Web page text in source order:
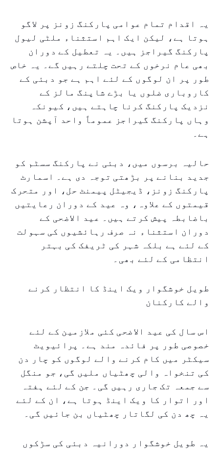
یہ اقدام تمام عوامی پارکنگ زونز پر لاگو
ہوتا ہے، لیکن ایک اہم استثناء ملٹی لیول
پارکنگ گیراجز ہیں۔ یہ تعطیل کے دوران
بھی عام نرخوں کے تحت چلتے رہیں گے۔ یہ خاص
طور پر ان لوگوں کے لئے اہم ہے جو دبئی کے
کاروباری ضلوں یا بڑے شاپنگ مالز کے
نزدیک پارکنگ کرنا چاہتے ہیں، کیونکہ
وہاں پارکنگ گیراجز عموماً واحد آپشن ہوتا
ہے۔
حالیہ برسوں میں، دبئی نے پارکنگ سسٹم کو
جدید بنانے پر بڑھتی توجہ دی ہے۔ اسمارٹ
پارکنگ زونز، ڈیجیٹل پیمنٹ حل، اور متحرک
قیمتوں کے علاوہ، وہ عید کے دوران رعایتیں
باضابطہ پیش کرتے ہیں۔ عید الاضحی کے
دوران استثناء نہ صرف رہائشیوں کی سہولت
کے لئے ہے بلکہ شہر کی ٹریفک کی بہتر
انتظامی کے لئے بھی۔
طویل خوشگوار ویک اینڈ کا انتظار کرنے
والے کارکنان
اس سال کی عید الاضحی کئی ملازمین کے لئے
خصوصی طور پر فائدہ مند ہے۔ پرائیویٹ
سیکٹر میں کام کرنے والے لوگوں کو چار دن
کی تنخواہ والی چھٹیاں ملیں گی، جو منگل
سے جمعہ تک جاری رہیں گی۔ جن کے لئے ہفتہ
اور اتوار کا ویک اینڈ ہوتا ہے، ان کے لئے
یہ چھ دن کی لگاتار چھٹیاں بن جائیں گی۔
یہ طویل خوشگوار دورانیہ دبئی کی سڑکوں